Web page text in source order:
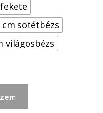
cm sötétbézs
világosbézs